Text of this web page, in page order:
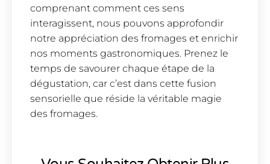
comprenant comment ces sens
interagissent, nous pouvons approfondir
notre appréciation des fromages et enrichir
nos moments gastronomiques. Prenez le
temps de savourer chaque étape de la
dégustation, car c’est dans cette fusion
sensorielle que réside la véritable magie
des fromages.